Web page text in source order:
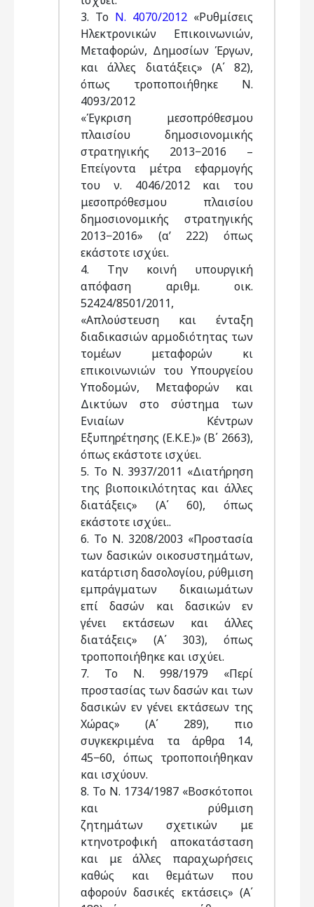
3. Το Ν. 4070/2012 «Ρυθμίσεις
Ηλεκτρονικών Επικοινωνιών,
Μεταφορών, Δημοσίων Έργων,
και άλλες διατάξεις» (Α΄ 82),
όπως τροποποιήθηκε Ν.
4093/2012
«Έγκριση μεσοπρόθεσμου
πλαισίου δημοσιονομικής
στρατηγικής 2013−2016 –
Επείγοντα μέτρα εφαρμογής
του ν. 4046/2012 και του
μεσοπρόθεσμου πλαισίου
δημοσιονομικής στρατηγικής
2013−2016» (α’ 222) όπως
εκάστοτε ισχύει.
4. Την κοινή υπουργική
απόφαση αριθμ. οικ.
52424/8501/2011,
«Απλούστευση και ένταξη
διαδικασιών αρμοδιότητας των
τομέων μεταφορών κι
επικοινωνιών του Υπουργείου
Υποδομών, Μεταφορών και
Δικτύων στο σύστημα των
Ενιαίων Κέντρων
Εξυπηρέτησης (Ε.Κ.Ε.)» (Β΄ 2663),
όπως εκάστοτε ισχύει.
5. Το Ν. 3937/2011 «Διατήρηση
της βιοποικιλότητας και άλλες
διατάξεις» (Α΄ 60), όπως
εκάστοτε ισχύει..
6. Το Ν. 3208/2003 «Προστασία
των δασικών οικοσυστημάτων,
κατάρτιση δασολογίου, ρύθμιση
εμπράγματων δικαιωμάτων
επί δασών και δασικών εν
γένει εκτάσεων και άλλες
διατάξεις» (Α΄ 303), όπως
τροποποιήθηκε και ισχύει.
7. Το Ν. 998/1979 «Περί
προστασίας των δασών και των
δασικών εν γένει εκτάσεων της
Χώρας» (Α΄ 289), πιο
συγκεκριμένα τα άρθρα 14,
45−60, όπως τροποποιήθηκαν
και ισχύουν.
8. Το Ν. 1734/1987 «Βοσκότοποι
και ρύθμιση
ζητημάτων σχετικών με
κτηνοτροφική αποκατάσταση
και με άλλες παραχωρήσεις
καθώς και θεμάτων που
αφορούν δασικές εκτάσεις» (Α΄